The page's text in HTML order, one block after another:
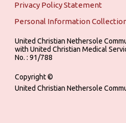
Privacy Policy Statement
Personal Information
United Christian Nethersole
with United Christian Medical
No. : 91/788
Copyright ©
United Christian Nethersole